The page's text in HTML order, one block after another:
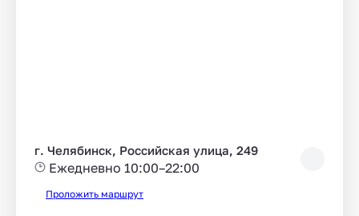
г. Челябинск, Российская улица, 249
Ежедневно 10:00–22:00
Проложить маршрут